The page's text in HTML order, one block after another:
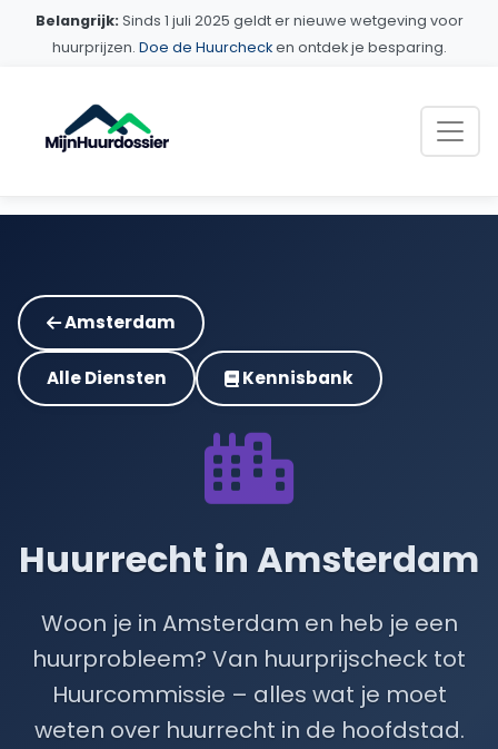
Belangrijk: Sinds 1 juli 2025 geldt er nieuwe wetgeving voor
huurprijzen. Doe de Huurchecken ontdek je besparing.
Amsterdam
Alle Diensten Kennisbank
Huurrecht in Amsterdam
Woon je in Amsterdam en heb je een
huurprobleem? Van huurprijscheck tot
Huurcommissie – alles wat je moet
weten over huurrecht in de hoofdstad.